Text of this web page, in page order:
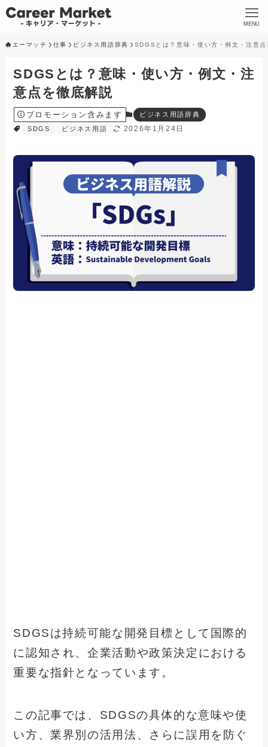
MENU
エーマッチ 仕事 ビジネス用語辞典 SDGSとは？意味・使い方・例文・注意
SDGSとは？意味・使い方・例文・注
意点を徹底解説
プロモーション含みます
ビジネス用語辞典
SDGS
ビジネス用語 2026年1月24日
SDGSは持続可能な開発目標として国際的
に認知され、企業活動や政策決定における
重要な指針となっています。
この記事では、SDGSの具体的な意味や使
い方、業界別の活用法、さらに誤用を防ぐ